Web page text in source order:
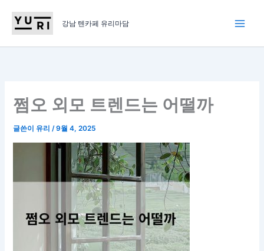
로
강남 텐카페 유리마담
쩜오 외모 트렌드는 어떨까
글쓴이 유리/9월 4, 2025